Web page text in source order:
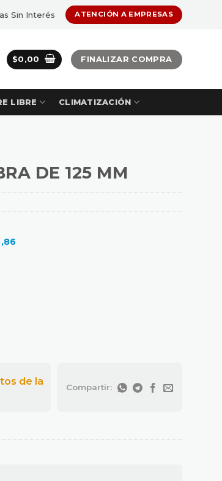
Sin Interés ATENCIÓN A EMPRESAS
$0,00 FINALIZAR COMPRA
LIBRE CLIMATIZACIÓN
DE 125 MM